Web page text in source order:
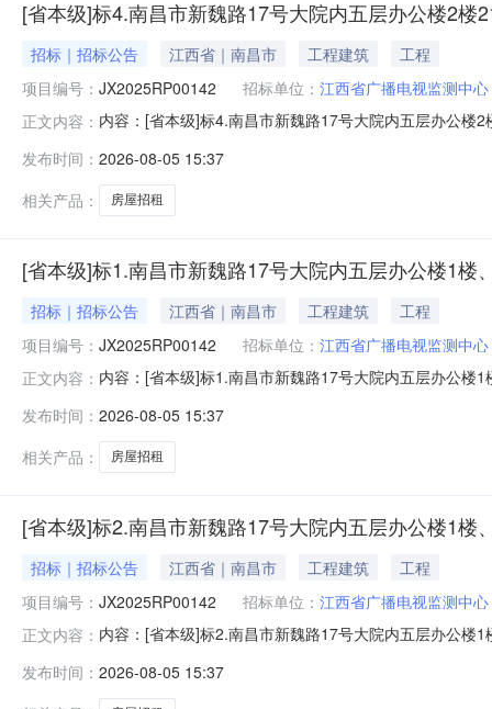
[省本级]标4.南昌市新魏路17号大院内五层办公楼2楼
招标｜招标公告 江西省｜南昌市 工程建筑
工程
项目编号： JX2025RP00142 招标单位： 江西省广播电视监测中心
正文内容： 内容：[省本级]标4.南昌市新魏路17号大院内五层办公楼
2026-08-05项目编号JX2025RP00142项目名称江西省
楼210
发布时间： 2026-08-05 15:37
相关产品：
房屋招租
[省本级]标1.南昌市新魏路17号大院内五层办公楼1楼
招标｜招标公告 江西省｜南昌市 工程建筑
工程
项目编号： JX2025RP00142 招标单位： 江西省广播电视监测中心
正文内容： 内容：[省本级]标1.南昌市新魏路17号大院内五层办公楼
年）成交日期：2026-08-05项目编号JX2025RP00142
内五层
发布时间： 2026-08-05 15:37
相关产品：
房屋招租
[省本级]标2.南昌市新魏路17号大院内五层办公楼1
招标｜招标公告 江西省｜南昌市 工程建筑
工程
项目编号： JX2025RP00142 招标单位： 江西省广播电视监测中心
正文内容： 内容：[省本级]标2.南昌市新魏路17号大院内五层办公楼
31处房屋招租（3年）成交日期：2026-08-05项目编号
市新
发布时间： 2026-08-05 15:37